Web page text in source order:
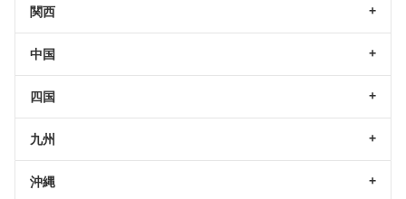
関西
中国
四国
九州
沖縄